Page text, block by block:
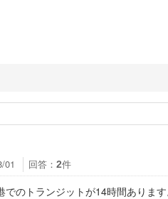
01 回答： 2件
のトランジットが14時間あります